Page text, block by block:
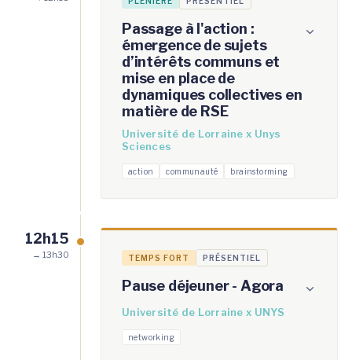
Passage à l'action :
émergence de sujets
d’intérêts communs et
mise en place de
dynamiques collectives en
matière de RSE
Université de Lorraine x Unys
Sciences
action communauté brainstorming
12h15
→ 13h30 TEMPS FORT PRÉSENTIEL
Pause déjeuner - Agora
Université de Lorraine x UNYS
networking